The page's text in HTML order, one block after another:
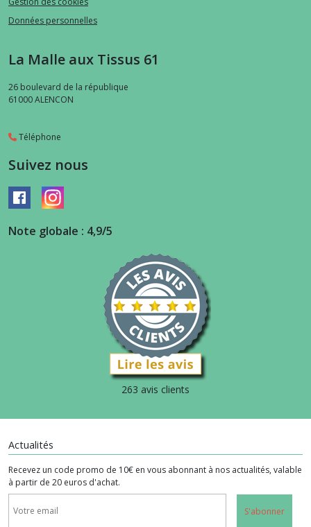
Données personnelles
La Malle aux Tissus 61
26 boulevard de la république
61000ALENCON
Téléphone
Suivez nous
Note globale : 4,9/5
263 avis clients
Actualités
Recevez un code promo de 10€ en vous abonnant à nos actualités, valable
à partir de 20 euros d'achat.
S'abonner